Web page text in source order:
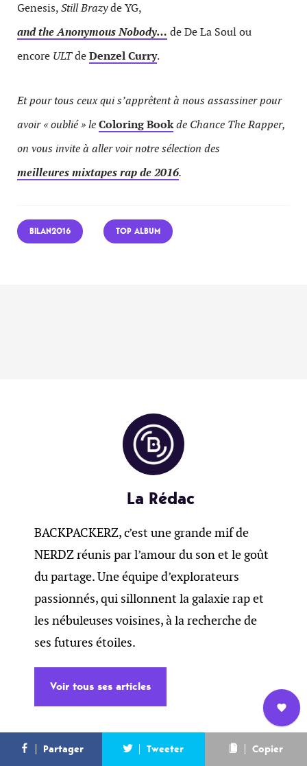
L’équipe
Nous
rejoindre
Newsletter
Genesis,Still Brazyde YG,
and the Anonymous Nobody… de De La Soul ou
encore ULTdeDenzel Curry.
Et pour tous ceux qui s’apprêtent à nous assassiner pour
avoir « oublié » leColoring Bookde Chance The Rapper,
on vous invite à aller voir notre sélection des
meilleures mixtapes rap de 2016.
BILAN2016 TOP ALBUM
Partager Tweeter Copier
La Rédac
BACKPACKERZ, c’est une grande mif de
NERDZ réunis par l’amour du son et le goût
du partage. Une équipe d’explorateurs
passionnés, qui sillonnent la galaxie rap et
les nébuleuses voisines, à la recherche de
ses futures étoiles.
Voir tous ses articles